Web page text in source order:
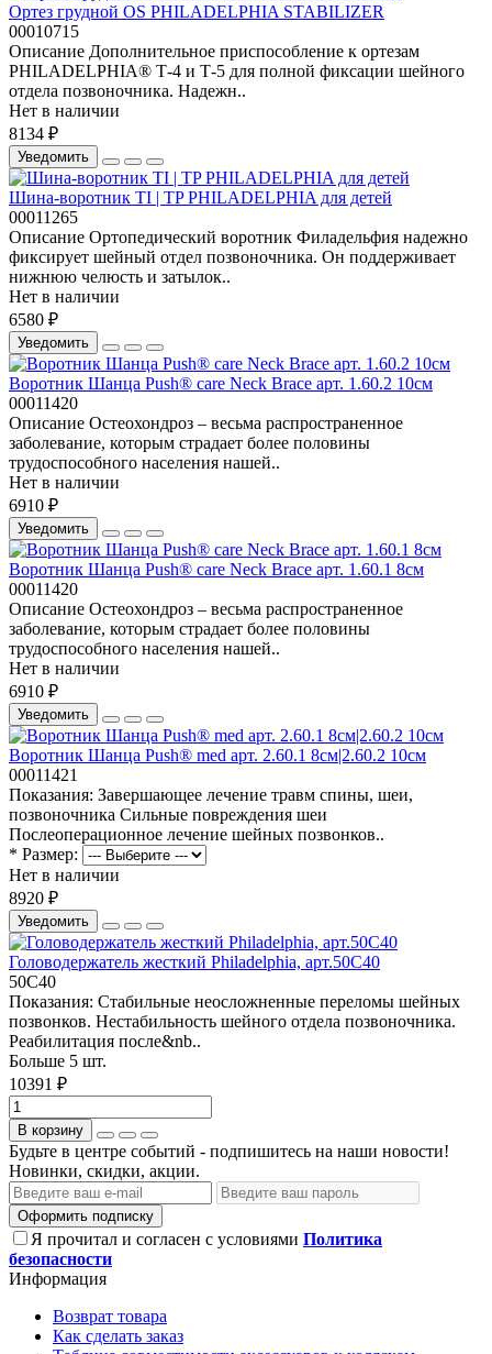
Ортез грудной OS PHILADELPHIA STABILIZER
00010715
Описание Дополнительное приспособление к ортезам
PHILADELPHIA® Т-4 и Т-5 для полной фиксации шейного
отдела позвоночника. Надежн..
Нет в наличии
8134 ₽
Уведомить
Шина-воротник ТI | ТP PHILADELPHIA для детей
00011265
Описание Ортопедический воротник Филадельфия надежно
фиксирует шейный отдел позвоночника. Он поддерживает
нижнюю челюсть и затылок..
Нет в наличии
6580 ₽
Уведомить
Воротник Шанца Push® care Neck Brace арт. 1.60.2 10см
00011420
Описание Остеохондроз – весьма распространенное
заболевание, которым страдает более половины
трудоспособного населения нашей..
Нет в наличии
6910 ₽
Уведомить
Воротник Шанца Push® care Neck Brace арт. 1.60.1 8см
00011420
Описание Остеохондроз – весьма распространенное
заболевание, которым страдает более половины
трудоспособного населения нашей..
Нет в наличии
6910 ₽
Уведомить
Воротник Шанца Push® med арт. 2.60.1 8см|2.60.2 10см
00011421
Показания: Завершающее лечение травм спины, шеи,
позвоночника Сильные повреждения шеи
Послеоперационное лечение шейных позвонков..
* Размер:
Нет в наличии
8920 ₽
Уведомить
Головодержатель жесткий Philadelphia, арт.50C40
50С40
Показания: Стабильные неосложненные переломы шейных
позвонков. Нестабильность шейного отдела позвоночника.
Реабилитация после&nb..
Больше 5 шт.
10391 ₽
В корзину
Будьте в центре событий - подпишитесь на наши новости!
Новинки, скидки, акции.
Оформить подписку
Я прочитал и согласен с условиями Политика
безопасности
Информация
Возврат товара
Как сделать заказ